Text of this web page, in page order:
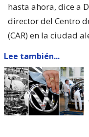
hasta ahora, dice a
director del Centro
(CAR) en la ciudad
Lee también...